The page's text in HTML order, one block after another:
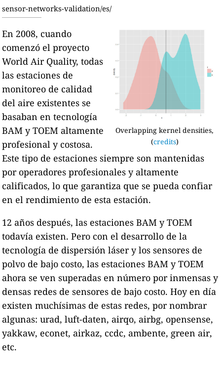
sensor-networks-validation/es/
Overlapping kernel densities,
(credits)
En 2008, cuando
comenzó el proyecto
World Air Quality, todas
las estaciones de
monitoreo de calidad
del aire existentes se
basaban en tecnología
BAM y TOEM altamente
profesional y costosa.
Este tipo de estaciones siempre son mantenidas
por operadores profesionales y altamente
calificados, lo que garantiza que se pueda confiar
en el rendimiento de esta estación.
12 años después, las estaciones BAM y TOEM
todavía existen. Pero con el desarrollo de la
tecnología de dispersión láser y los sensores de
polvo de bajo costo, las estaciones BAM y TOEM
ahora se ven superadas en número por inmensas y
densas redes de sensores de bajo costo. Hoy en día
existen muchísimas de estas redes, por nombrar
algunas: urad, luft-daten, airqo, airbg, opensense,
yakkaw, econet, airkaz, ccdc, ambente, green air,
etc.